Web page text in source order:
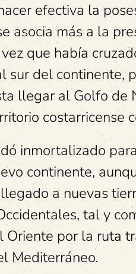
efectiva la
asocia más a la
que había
sur del continente,
llegar al Golfo
costarricense
inmortalizado
continente,
a nuevas
tal y
Oriente por la ruta
Mediterráneo.